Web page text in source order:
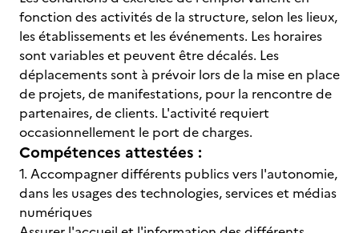
fonction des activités de la structure, selon les lieux,
les établissements et les événements. Les horaires
sont variables et peuvent être décalés. Les
déplacements sont à prévoir lors de la mise en place
de projets, de manifestations, pour la rencontre de
partenaires, de clients. L'activité requiert
occasionnellement le port de charges.
Compétences attestées :
1. Accompagner différents publics vers l'autonomie,
dans les usages des technologies, services et médias
numériques